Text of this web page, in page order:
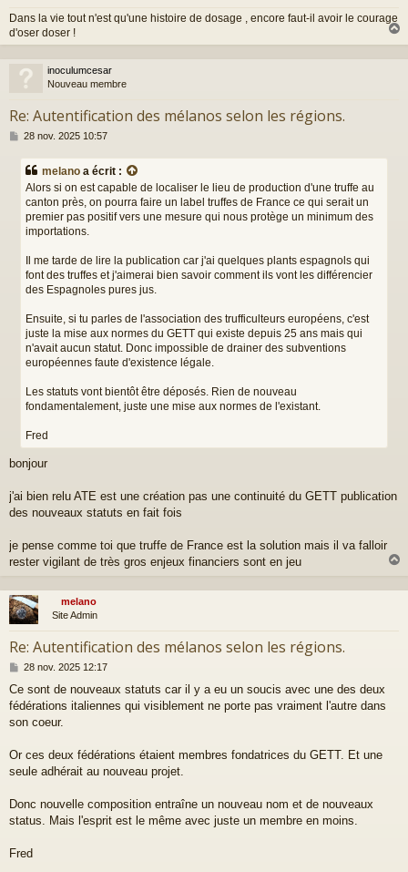
Dans la vie tout n'est qu'une histoire de dosage , encore faut-il avoir le courage
d'oser doser !
a
inoculumcesar
Nouveau membre
Re: Autentification des mélanos selon les régions.
M
s
28 nov. 2025 10:57
melano a écrit :
Alors si on est capable de localiser le lieu de production d'une truffe au
canton près, on pourra faire un label truffes de France ce qui serait un
premier pas positif vers une mesure qui nous protège un minimum des
importations.
Il me tarde de lire la publication car j'ai quelques plants espagnols qui
font des truffes et j'aimerai bien savoir comment ils vont les différencier
des Espagnoles pures jus.
Ensuite, si tu parles de l'association des trufficulteurs européens, c'est
juste la mise aux normes du GETT qui existe depuis 25 ans mais qui
n'avait aucun statut. Donc impossible de drainer des subventions
européennes faute d'existence légale.
Les statuts vont bientôt être déposés. Rien de nouveau
fondamentalement, juste une mise aux normes de l'existant.
Fred
bonjour
j'ai bien relu ATE est une création pas une continuité du GETT publication
des nouveaux statuts en fait fois
je pense comme toi que truffe de France est la solution mais il va falloir
rester vigilant de très gros enjeux financiers sont en jeu
u
melano
Site Admin
Re: Autentification des mélanos selon les régions.
M
s
s
a
28 nov. 2025 12:17
Ce sont de nouveaux statuts car il y a eu un soucis avec une des deux
fédérations italiennes qui visiblement ne porte pas vraiment l'autre dans
son coeur.
Or ces deux fédérations étaient membres fondatrices du GETT. Et une
seule adhérait au nouveau projet.
Donc nouvelle composition entraîne un nouveau nom et de nouveaux
status. Mais l'esprit est le même avec juste un membre en moins.
Fred